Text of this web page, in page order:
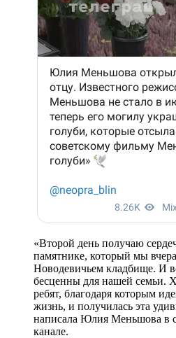
«Второй день получаю
памятнике, который мы
Новодевичьем кладбище. И
бесценны для нашей семьи.
ребят, благодаря которым
жизнь, и получилась эта
написала Юлия Меньшова в
канале.